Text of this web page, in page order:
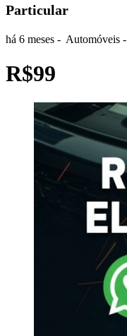
Particular
há 6 meses - Automóveis -
R$99